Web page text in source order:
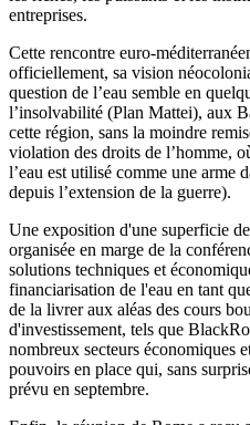
entreprises.
Cette rencontre euro-
officiellement, sa vision
question de l’eau semble en
l’insolvabilité (Plan Mattei), aux
cette région, sans la moindre
violation des droits de l’homme,
l’eau est utilisé comme une arme
depuis l’extension de la guerre).
Une exposition d'une superficie
organisée en marge de la
solutions techniques et
financiarisation de l'eau en tant
de la livrer aux aléas des cours
d'investissement, tels que
nombreux secteurs économiques
pouvoirs en place qui, sans
prévu en septembre.